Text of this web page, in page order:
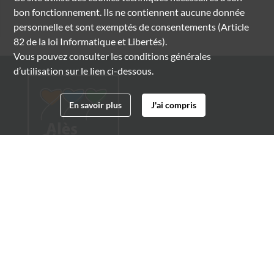
bon fonctionnement. Ils ne contiennent aucune donnée
personnelle et sont exemptés de consentements (Article
82 de la loi Informatique et Libertés).
Vous pouvez consulter les conditions générales
d’utilisation sur le lien ci-dessous.
En savoir plus J'ai compris